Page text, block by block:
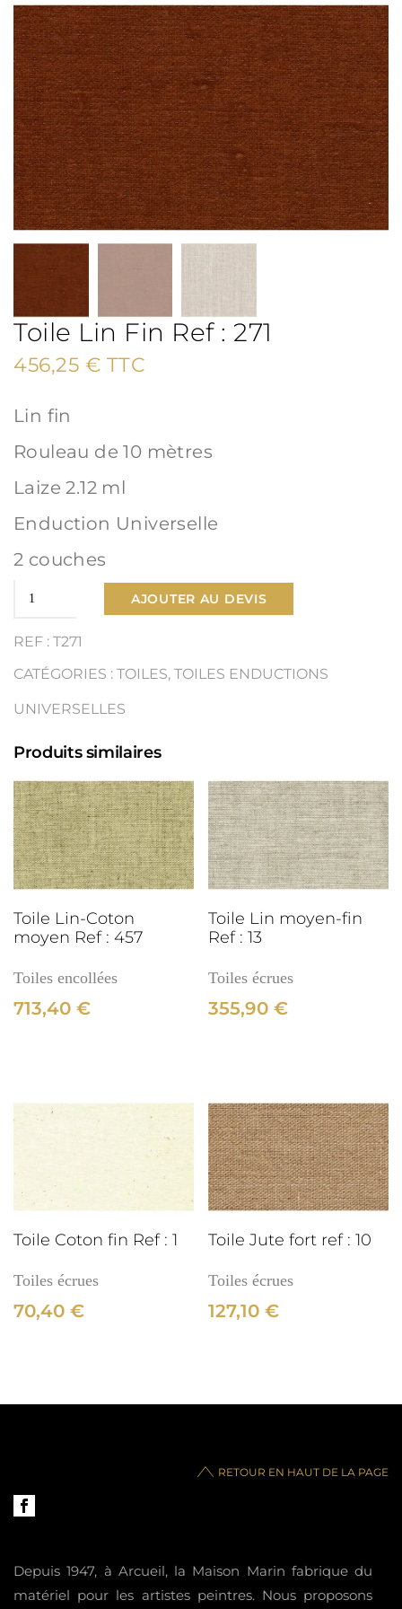
Toile Lin Fin Ref : 271
456,25 € TTC
Lin fin
Rouleau de 10 mètres
Laize 2.12 ml
Enduction Universelle
2 couches
quantité
de
Toile
Lin
:
271
AJOUTER AU DEVIS
REF : T271
CATÉGORIES : TOILES, TOILES ENDUCTIONS
UNIVERSELLES
Produits similaires
Toile Lin-Coton
moyen Ref : 457
Toiles encollées
713,40 €
3cm
Toile Lin moyen-fin
Ref : 13
Toiles écrues
355,90€
Toile Coton fin Ref : 1
Toiles écrues
70,40 €
Toile Jute fort ref : 10
Toiles écrues
127,10€
RETOUR EN HAUT DE LA PAGE
Depuis 1947, à Arcueil, la Maison Marin fabrique du
matériel pour les artistes peintres. Nous proposons